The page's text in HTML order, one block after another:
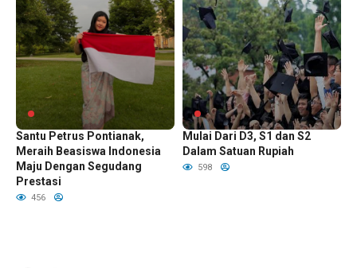
Chloe Xing Alumni SMAK
Santu Petrus Pontianak,
Meraih Beasiswa Indonesia
Maju Dengan Segudang
Prestasi
456
Biaya Pendidikan Australia
Mulai Dari D3, S1 dan S2
Dalam Satuan Rupiah
598